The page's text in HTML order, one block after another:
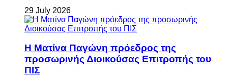
29 July 2026
Η Ματίνα Παγώνη πρόεδρος της
προσωρινής Διοικούσας Επιτροπής του
ΠΙΣ